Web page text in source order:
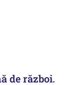
de război.